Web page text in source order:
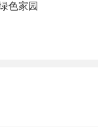
色家园